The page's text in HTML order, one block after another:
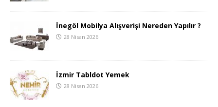
İnegöl Mobilya Alışverişi Nereden Yapılır ?
28 Nisan 2026
İzmir Tabldot Yemek
28 Nisan 2026